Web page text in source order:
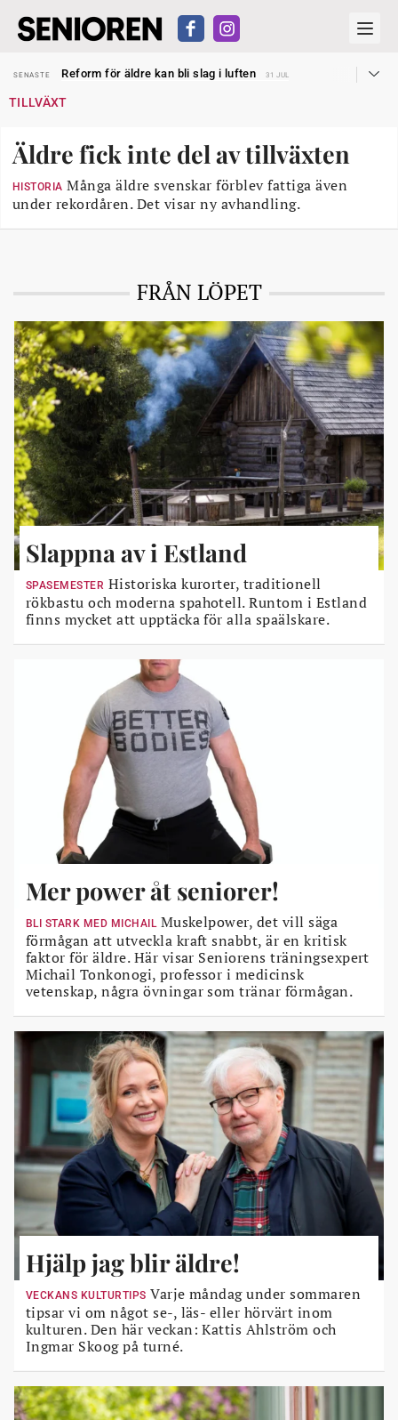
SENASTE
Reform för äldre kan bli slag i luften
31 JUL
SENASTE
Dom öppnar för rätt till garantipension
SENASTE
Liten höjning av garantipensionen
27 JUL
SENASTE
Sven Hagströmer sommarpratar
26 JUL
SENASTE
Reform för äldre kan bli slag i luften 31 JUL
TILLVÄXT
Äldre fick inte del av tillväxten
HISTORIA Många äldre svenskar förblev fattiga även
under rekordåren. Det visar ny avhandling.
FRÅN LÖPET
Slappna av i Estland
SPASEMESTER Historiska kurorter, traditionell
rökbastu och moderna spahotell. Runtom i Estland
finns mycket att upptäcka för alla spaälskare.
Mer power åt seniorer!
BLI STARK MED MICHAILMuskelpower, det vill säga
förmågan att utveckla kraft snabbt, är en kritisk
faktor för äldre. Här visar Seniorens träningsexpert
Michail Tonkonogi, professor i medicinsk
vetenskap, några övningar som tränar förmågan.
Hjälp jag blir äldre!
VECKANS KULTURTIPS Varje måndag under sommaren
tipsar vi om något se-, läs- eller hörvärt inom
kulturen. Den här veckan: Kattis Ahlström och
Ingmar Skoog på turné.